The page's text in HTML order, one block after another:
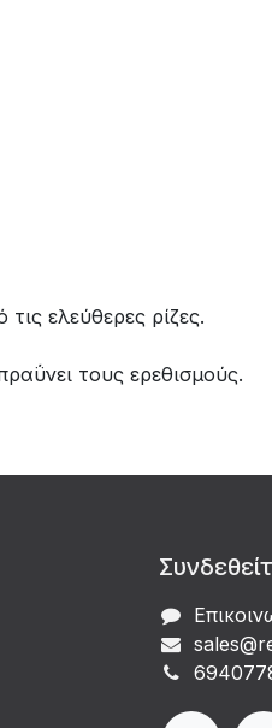
ελεύθερες ρίζες.
τους ερεθισμούς.